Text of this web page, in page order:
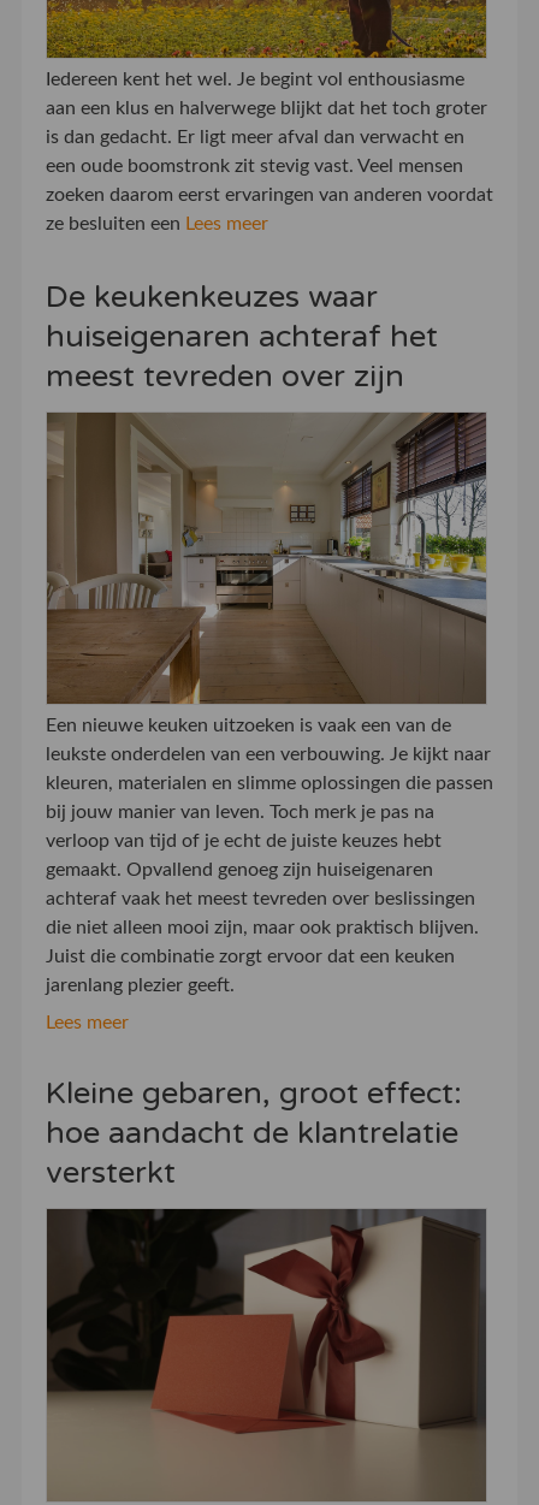
Iedereen kent het wel. Je begint vol enthousiasme
aan een klus en halverwege blijkt dat het toch groter
is dan gedacht. Er ligt meer afval dan verwacht en
een oude boomstronk zit stevig vast. Veel mensen
zoeken daarom eerst ervaringen van anderen voordat
ze besluiten een Lees meer
De keukenkeuzes waar
huiseigenaren achteraf het
meest tevreden over zijn
Een nieuwe keuken uitzoeken is vaak een van de
leukste onderdelen van een verbouwing. Je kijkt naar
kleuren, materialen en slimme oplossingen die passen
bij jouw manier van leven. Toch merk je pas na
verloop van tijd of je echt de juiste keuzes hebt
gemaakt. Opvallend genoeg zijn huiseigenaren
achteraf vaak het meest tevreden over beslissingen
die niet alleen mooi zijn, maar ook praktisch blijven.
Juist die combinatie zorgt ervoor dat een keuken
jarenlang plezier geeft.
Lees meer
Kleine gebaren, groot effect:
hoe aandacht de klantrelatie
versterkt